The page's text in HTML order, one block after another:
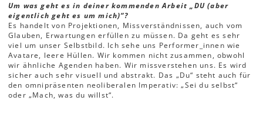
Um was geht es in deiner kommenden Arbeit „DU (aber
eigentlich geht es um mich)“?
Es handelt von Projektionen, Missverständnissen, auch vom
Glauben, Erwartungen erfüllen zu müssen. Da geht es sehr
viel um unser Selbstbild. Ich sehe uns Performer_innen wie
Avatare, leere Hüllen. Wir kommen nicht zusammen, obwohl
wir ähnliche Agenden haben. Wir missverstehen uns. Es wird
sicher auch sehr visuell und abstrakt. Das „Du“ steht auch für
den omnipräsenten neoliberalen Imperativ: „Sei du selbst“
oder „Mach, was du willst“.